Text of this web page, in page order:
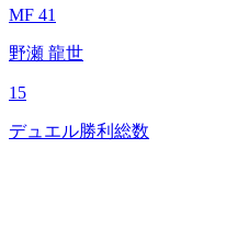
MF 41
野瀬 龍世
15
デュエル勝利総数